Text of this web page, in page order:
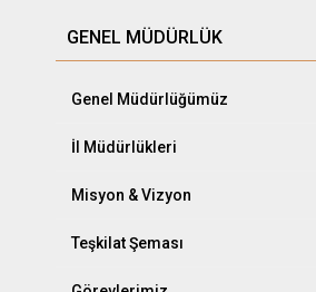
GENEL MÜDÜRLÜK
Genel Müdürlüğümüz
İl Müdürlükleri
Misyon & Vizyon
Teşkilat Şeması